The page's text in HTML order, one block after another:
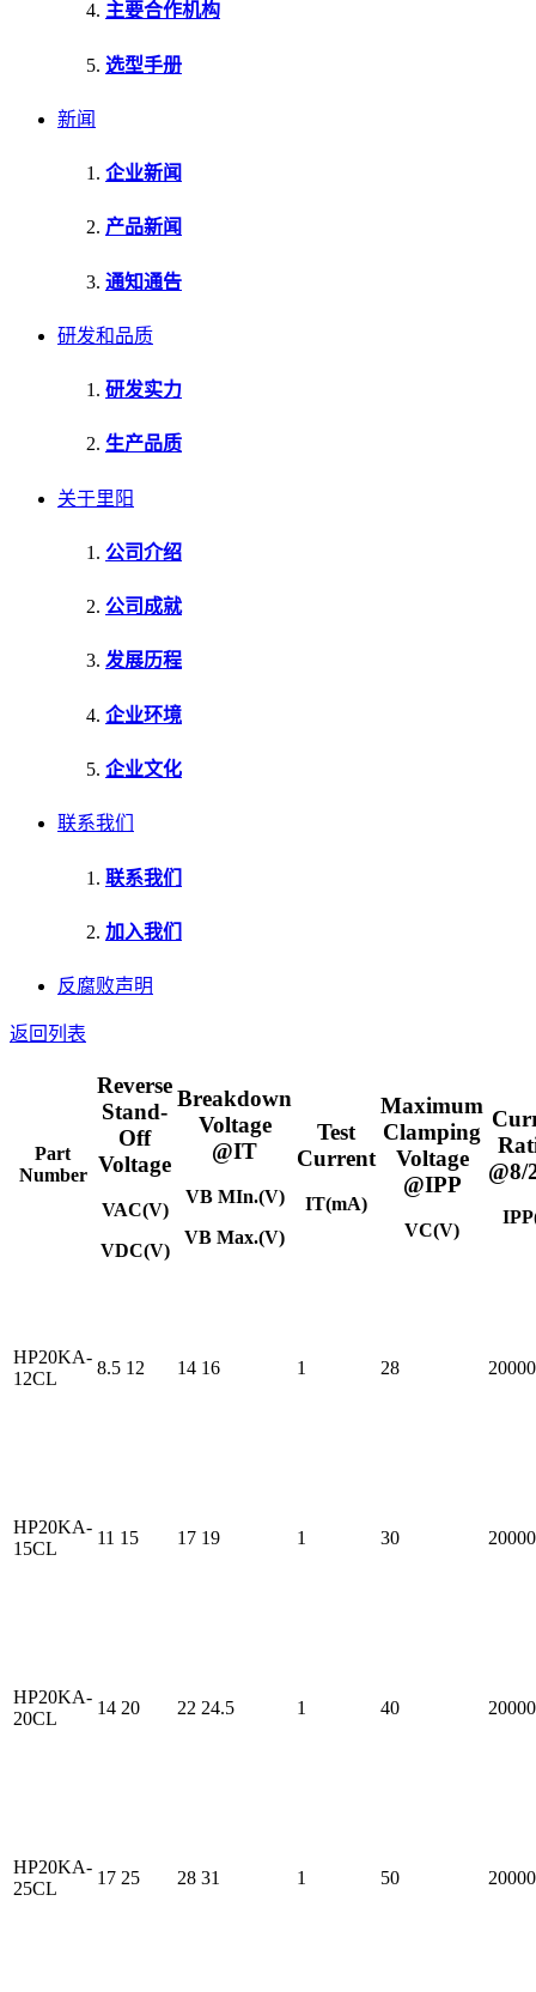
主要合作机构
选型手册
新闻
企业新闻
产品新闻
通知通告
研发和品质
研发实力
生产品质
关于里阳
公司介绍
公司成就
发展历程
企业环境
企业文化
联系我们
联系我们
加入我们
反腐败声明
返回列表
Part
Number
Reverse
Stand-
Off
Voltage
VAC(V)
VDC(V)
Breakdown
Voltage
@IT
VB MIn.(V)
VB Max.(V)
Test
Current
IT(mA)
Maximum
Clamping
Voltage
@IPP
VC(V)
@8/
HP20KA-
12CL
8.5 12 14 16 1 28 20000
HP20KA-
15CL
11 15 17 19 1 30 20000
HP20KA-
20CL
14 20 22 24.5 1 40 20000
HP20KA-
25CL
17 25 28 31 1 50 20000